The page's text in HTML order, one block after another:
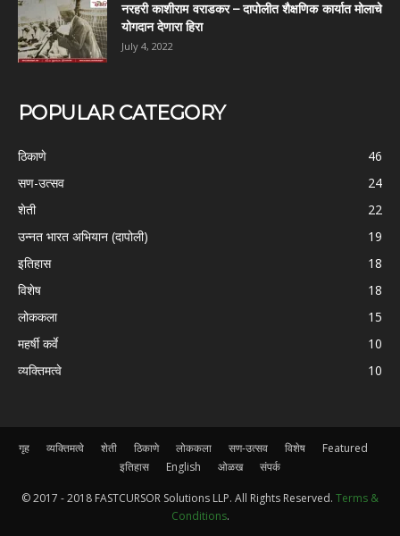
नरहरी काशीराम वराडकर – दापोलीत शैक्षणिक कार्यात मोलाचे
योगदान देणारा हिरा
July 4, 2022
POPULAR CATEGORY
ठिकाणे
46
सण-उत्सव
24
शेती
22
उन्नत भारत अभियान (दापोली)
19
इतिहास
18
विशेष
18
लोककला
15
महर्षी कर्वे
10
व्यक्तिमत्वे
10
गृह व्यक्तिमत्वे शेती ठिकाणे लोककला सण-उत्सव विशेष
Featured
इतिहास
English ओळख संपर्क
© 2017 - 2018 FASTCURSOR Solutions LLP. All Rights Reserved. Terms &
Conditions.